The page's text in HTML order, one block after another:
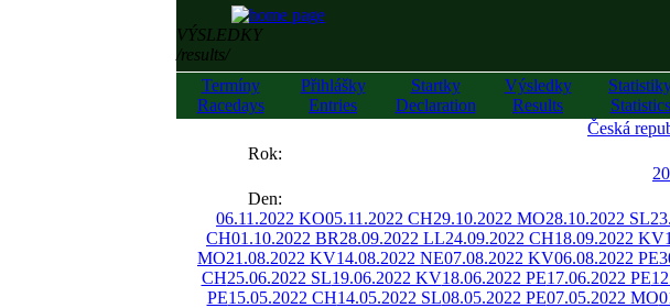
VÝSLEDKY
/results/
Termíny
Racedays
Přihlášky
Entries
Startky
Declaration
Výsledky
Results
Statistics
Česká
Rok:
Den:
06.11.2022 KO05.11.2022 CH29.10.2022 MO28.10.2022 SL
CH01.10.2022 BR28.09.2022 LL24.09.2022 CH18.09.2022 KV
MO21.08.2022 KV14.08.2022 NE07.08.2022 KV06.08.2022 PE
CH25.06.2022 SL19.06.2022 KV18.06.2022 PE17.06.2022 PE
PE15.05.2022 CH14.05.2022 SL08.05.2022 PE07.05.2022 MO